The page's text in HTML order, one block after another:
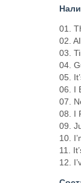
01.
02.
03.
04.
05.
06. I
07.
08. I
09.
10.
11.
12.